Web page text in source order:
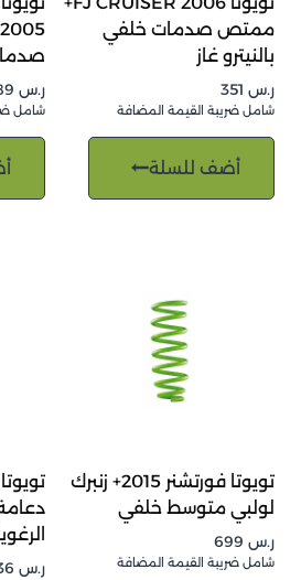
ممتص صدمات خلفي
بالنيترو غاز
ر.س
شامل ضريبة القيمة المضافة
أضف للسلة
ر.س
شامل
تويوتا فورتشنر 2015+ زنبرك
لولبي متوسط خلفي
ر.س
شامل ضريبة القيمة المضافة ر.س